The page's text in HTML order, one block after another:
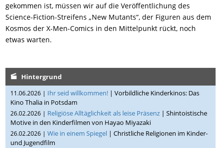
gekommen ist, müssen wir auf die Veröffentlichung des
Science-Fiction-Streifens „New Mutants“, der Figuren aus dem
Kosmos der X-Men-Comics in den Mittelpunkt rückt, noch
etwas warten.
Hintergrund
11.06.2026 | Ihr seid willkommen! | Vorbildliche Kinderkinos: Das
Kino Thalia in Potsdam
26.02.2026 | Religiöse Alltäglichkeit als leise Präsenz | Shintoistische
Motive in den Kinderfilmen von Hayao Miyazaki
26.02.2026 |Wie in einem Spiegel | Christliche Religionen im Kinder-
und Jugendfilm